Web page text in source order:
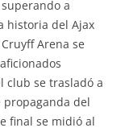
a
historia del Ajax
Arena se
club se trasladó a
del
final se midió al